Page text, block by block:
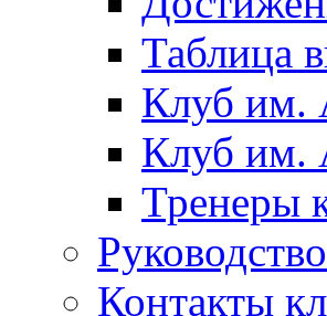
Таблица
Клуб им.
Клуб им.
Тренеры
Контакты